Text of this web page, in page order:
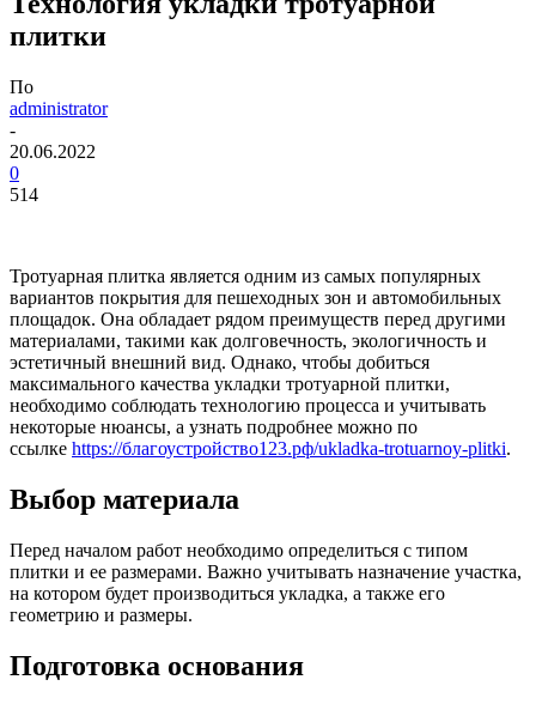
плитки
По
administrator
-
20.06.2022
0
514
Тротуарная плитка является одним из самых популярных
вариантов покрытия для пешеходных зон и автомобильных
площадок. Она обладает рядом преимуществ перед другими
материалами, такими как долговечность, экологичность и
эстетичный внешний вид. Однако, чтобы добиться
максимального качества укладки тротуарной плитки,
необходимо соблюдать технологию процесса и учитывать
некоторые нюансы, а узнать подробнее можно по
ссылке https://благоустройство123.рф/ukladka-trotuarnoy-plitki.
Выбор материала
Перед началом работ необходимо определиться с типом
плитки и ее размерами. Важно учитывать назначение участка,
на котором будет производиться укладка, а также его
геометрию и размеры.
Подготовка основания